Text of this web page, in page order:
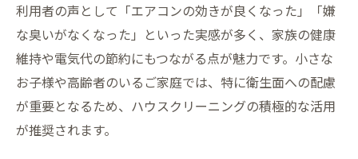
利用者の声として「エアコンの効きが良くなった」「嫌
な臭いがなくなった」といった実感が多く、家族の健康
維持や電気代の節約にもつながる点が魅力です。小さな
お子様や高齢者のいるご家庭では、特に衛生面への配慮
が重要となるため、ハウスクリーニングの積極的な活用
が推奨されます。